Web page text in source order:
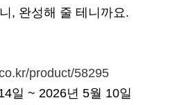
, 완성해 줄 테니까요.
product/58295
일 ~ 2026년 5월 10일